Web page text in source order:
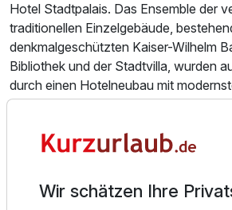
Ausstattung
Hotel Stadtpalais. Das Ensemble der
traditionellen Einzelgebäude,
denkmalgeschützten Kaiser-Wilhelm
Bibliothek und der Stadtvilla, wurden
durch einen Hotelneubau mit
ergänzt. Zahlreiche klassische
Geländer und Gitter, Naturstein und
und komfortable Ambiente des First-
Haus befindet sich in unmittelbarer
Wir schätzen Ihre